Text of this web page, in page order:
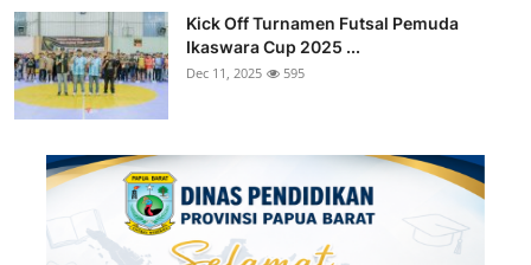
Kick Off Turnamen Futsal Pemuda
Ikaswara Cup 2025 ...
Dec 11, 2025 595